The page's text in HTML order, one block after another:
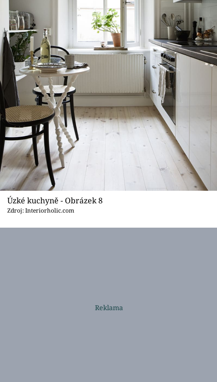
Úzké kuchyně - Obrázek 8
Zdroj: Interiorholic.com